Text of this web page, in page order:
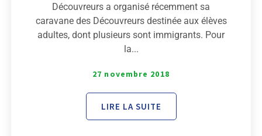
Découvreurs a organisé récemment sa
caravane des Découvreurs destinée aux élèves
adultes, dont plusieurs sont immigrants. Pour
la...
27 novembre 2018
LIRE LA SUITE